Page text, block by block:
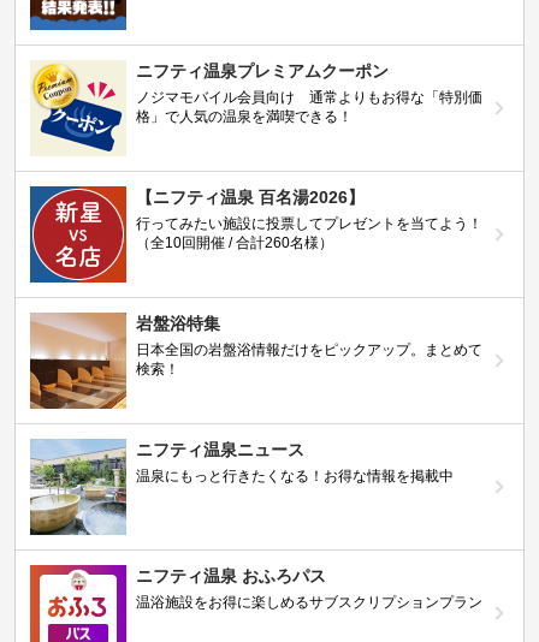
ニフティ温泉プレミアムクーポン
ノジマモバイル会員向け 通常よりもお得な「特別価
格」で人気の温泉を満喫できる！
【ニフティ温泉 百名湯2026】
行ってみたい施設に投票してプレゼントを当てよう！
（全10回開催 / 合計260名様）
岩盤浴特集
日本全国の岩盤浴情報だけをピックアップ。まとめて
検索！
ニフティ温泉ニュース
温泉にもっと行きたくなる！お得な情報を掲載中
ニフティ温泉 おふろパス
温浴施設をお得に楽しめるサブスクリプションプラン